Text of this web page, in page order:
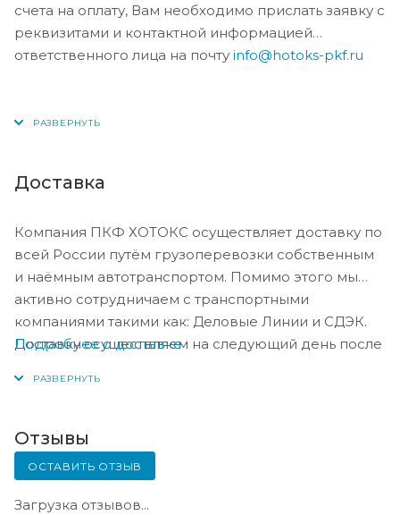
счета на оплату, Вам необходимо прислать заявку с
реквизитами и контактной информацией
ответственного лица на почту info@hotoks-pkf.ru
Доставка
Компания ПКФ ХОТОКС осуществляет доставку по
всей России путём грузоперевозки собственным
и наёмным автотранспортом. Помимо этого мы
активно сотрудничаем с транспортными
компаниями такими как: Деловые Линии и СДЭК.
Доставку осуществляем на следующий день после
Подробнее о доставке
Отзывы
ОСТАВИТЬ ОТЗЫВ
Загрузка отзывов...